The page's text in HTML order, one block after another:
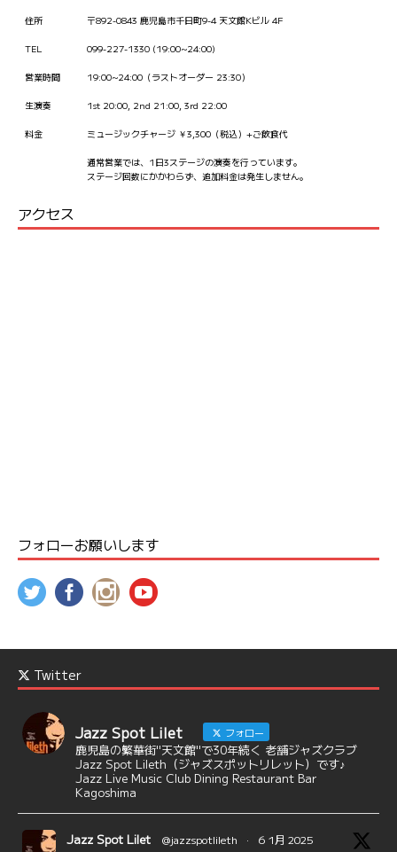
住所 〒892-0843 鹿児島市千日町9-4 天文館Kビル 4F
TEL 099-227-1330 (19:00~24:00)
営業時間 19:00~24:00（ラストオーダー 23:30）
生演奏 1st 20:00, 2nd 21:00, 3rd 22:00
料金 ミュージックチャージ ￥3,300（税込）+ご飲食代
通常営業では、1日3ステージの演奏を行っています。
ステージ回数にかかわらず、追加料金は発生しません。
アクセス
フォローお願いします
Twitter
Jazz Spot Lilet フォロー
鹿児島の繁華街"天文館"で30年続く 老舗ジャズクラブ
Jazz Spot Lileth（ジャズスポットリレット）です♪
Jazz Live Music Club Dining Restaurant Bar
Kagoshima
Jazz Spot Lilet @jazzspotlileth · 6 1月 2025